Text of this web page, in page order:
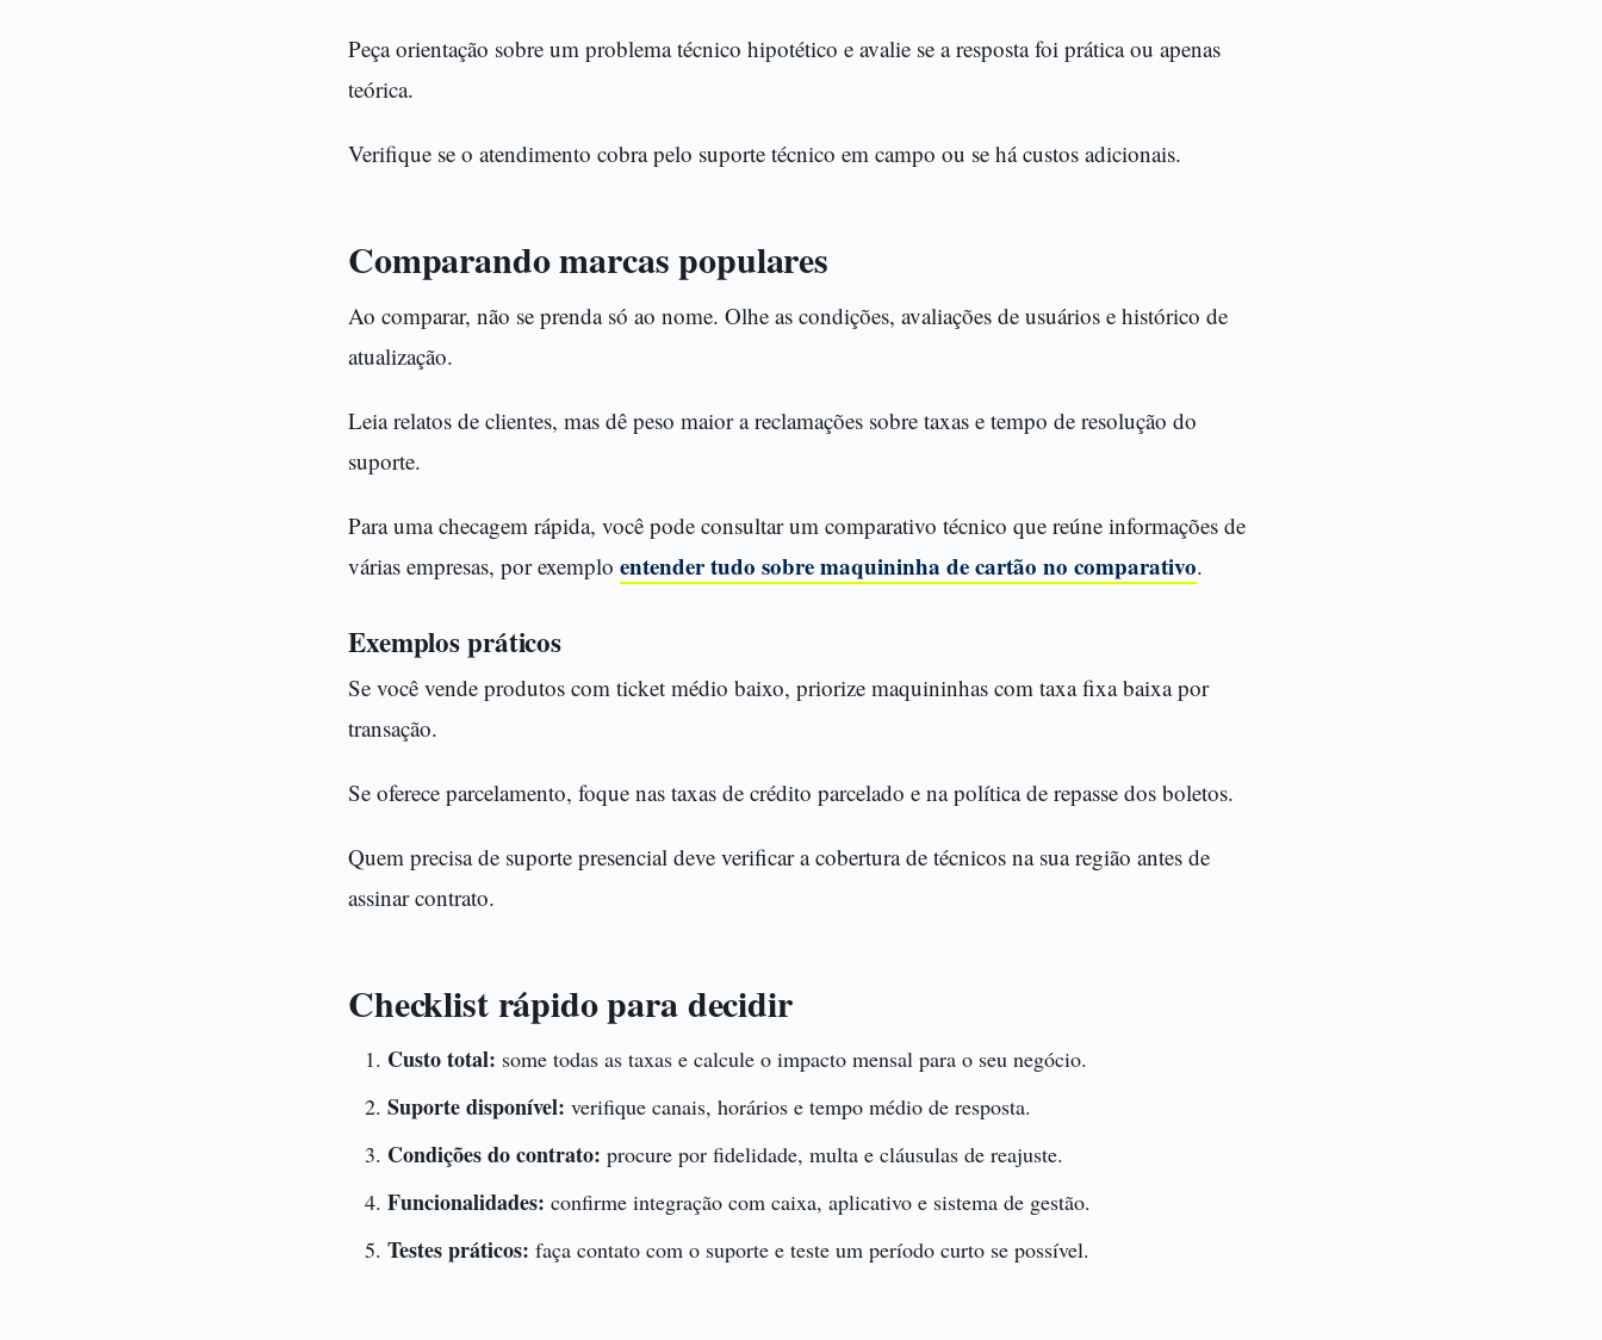
Peça orientação sobre um problema técnico hipotético e avalie se a resposta foi prática ou apenas
teórica.
Verifique se o atendimento cobra pelo suporte técnico em campo ou se há custos adicionais.
Comparando marcas populares
Ao comparar, não se prenda só ao nome. Olhe as condições, avaliações de usuários e histórico de
atualização.
Leia relatos de clientes, mas dê peso maior a reclamações sobre taxas e tempo de resolução do
suporte.
Para uma checagem rápida, você pode consultar um comparativo técnico que reúne informações de
várias empresas, por exemplo entender tudo sobre maquininha de cartão no comparativo.
Exemplos práticos
Se você vende produtos com ticket médio baixo, priorize maquininhas com taxa fixa baixa por
transação.
Se oferece parcelamento, foque nas taxas de crédito parcelado e na política de repasse dos boletos.
Quem precisa de suporte presencial deve verificar a cobertura de técnicos na sua região antes de
assinar contrato.
Checklist rápido para decidir
Custo total: some todas as taxas e calcule o impacto mensal para o seu negócio.
Suporte disponível: verifique canais, horários e tempo médio de resposta.
Condições do contrato: procure por fidelidade, multa e cláusulas de reajuste.
Funcionalidades: confirme integração com caixa, aplicativo e sistema de gestão.
Testes práticos: faça contato com o suporte e teste um período curto se possível.